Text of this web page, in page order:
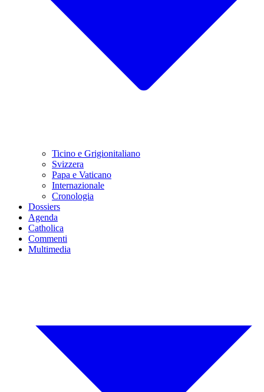
Ticino e Grigionitaliano
Svizzera
Papa e Vaticano
Internazionale
Cronologia
Dossiers
Agenda
Catholica
Commenti
Multimedia